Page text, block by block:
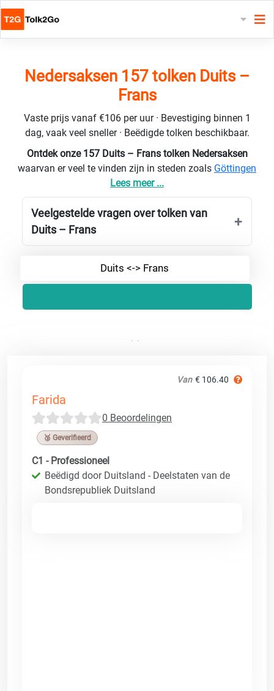
Nedersaksen 157 tolken Duits –
Frans
Vaste prijs vanaf €106 per uur · Bevestiging binnen 1
dag, vaak veel sneller · Beëdigde tolken beschikbaar.
Ontdek onze 157 Duits – Frans tolken Nedersaksen
waarvan er veel te vinden zijn in steden zoals Göttingen
Lees meer ...
Veelgestelde vragen over tolken van
Duits – Frans
Duits <-> Frans
Van € 106.40
Farida
0 Beoordelingen
🥉 Geverifieerd
C1 - Professioneel
Beëdigd door Duitsland - Deelstaten van de
Bondsrepubliek Duitsland